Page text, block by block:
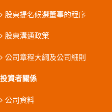
股東提名候選董事的程序
股東溝通政策
公司章程大綱及公司細則
投資者關係
公司資料